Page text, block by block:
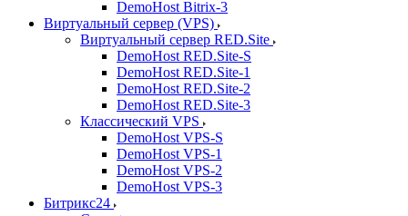
DemoHost Bitrix-3
Виртуальный сервер (VPS)
Виртуальный сервер RED.Site
DemoHost RED.Site-S
DemoHost RED.Site-1
DemoHost RED.Site-2
DemoHost RED.Site-3
Классический VPS
DemoHost VPS-S
DemoHost VPS-1
DemoHost VPS-2
DemoHost VPS-3
Битрикс24